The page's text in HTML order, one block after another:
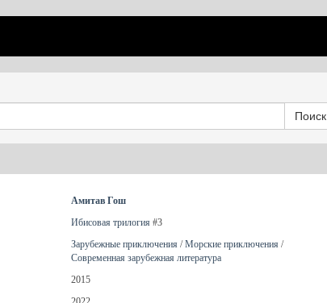
Поиск
Амитав Гош
Ибисовая трилогия #3
Зарубежные приключения /Морские приключения /
Современная зарубежная литература
2015